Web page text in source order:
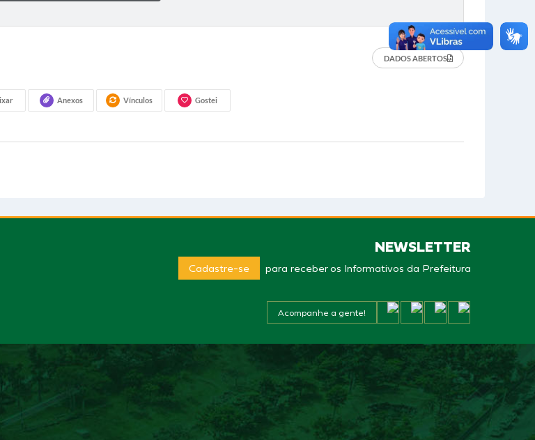
DADOS ABERTOS
Anexos Vínculos Gostei
NEWSLETTER
Cadastre-se para receber os Informativos da Prefeitura
Acompanhe a gente!